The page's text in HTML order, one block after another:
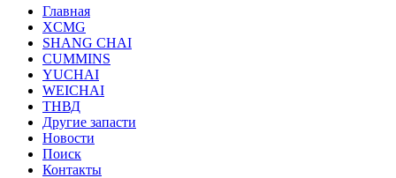
Главная
XCMG
SHANG CHAI
CUMMINS
YUCHAI
WEICHAI
ТНВД
Другие запасти
Новости
Поиск
Контакты